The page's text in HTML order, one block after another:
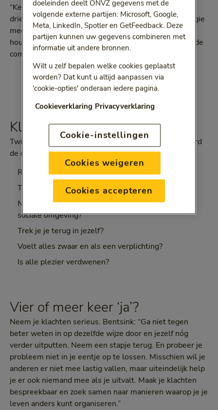
“Kenmerkend voor een burn-out is de combinatie van
drie factoren: emotionele uitputting ofwel geen energie
meer hebben, depersonalisatie ofwel een cynische
houding tegenover werk en mensen en een afnemende
competentie; minder goed functioneren.
Klinkt herkenbaar
Twijfel je of je tegen een burn-out aan zit? Beantwoord
de onderstaande vragen:
Raak je vervreemd van jezelf?
Twijfel je aan je eigen kunnen, word je cynisch?
Neem je meer en meer afstand van je werk en je
sociale omgeving?
Trek je je terug in jezelf?
Voelt alles zwaar en als een verplichting?
Is alle plezier verdwenen?
Vier of meer keer ‘ja’?
Neem je klachten serieus. Bentsink: “Ga niet tegen
beter weten in op dezelfde wijze door en jezelf nóg
verder uitputten. Neem een stapje terug. En probeer je
probleem niet in je eentje op te lossen. Misschien wil je
anderen er niet mee lastig vallen, maar uiteindelijk help
je er ook niemand mee als je uitvalt. Maak je klachten
bespreekbaar en zoek samen naar manieren waarop je je
leven anders kunt organiseren.”
doeleinden deelt ONVZ gegevens met de
volgende externe partijen: Microsoft, Google,
Meta, LinkedIn, Spotler en GetFeedback. Deze
partijen kunnen uw gegevens combineren met
informatie uit andere bronnen.
Wilt u zelf bepalen welke cookies geplaatst
worden? Dat kunt u altijd aanpassen via
'cookie-opties' onderaan iedere pagina.
Cookieverklaring Privacyverklaring
Cookie-instellingen
Cookies weigeren
Cookies accepteren